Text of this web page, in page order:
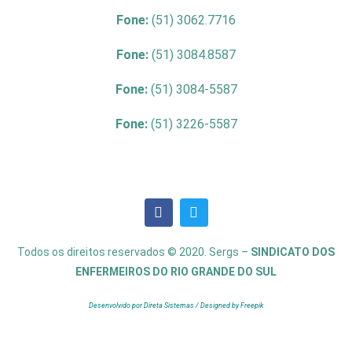
Fone: (51) 3062.7716
Fone: (51) 3084.8587
Fone: (51) 3084-5587
Fone: (51) 3226-5587
Todos os direitos reservados © 2020. Sergs – SINDICATO DOS
ENFERMEIROS DO RIO GRANDE DO SUL
Desenvolvido por Direta Sistemas / Designed by Freepik